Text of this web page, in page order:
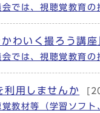
では、視聴覚教育
わいく撮ろう講座
では、視聴覚教育
利用しませんか
教材等（学習ソフ